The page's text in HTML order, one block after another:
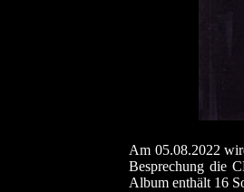
Am 05.08.2022
Besprechung die
Album enthält 16